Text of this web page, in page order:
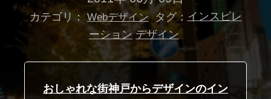
カテゴリ： Webデザイン タグ： インスピレ
ーション デザイン
おしゃれな街神戸からデザインのイン